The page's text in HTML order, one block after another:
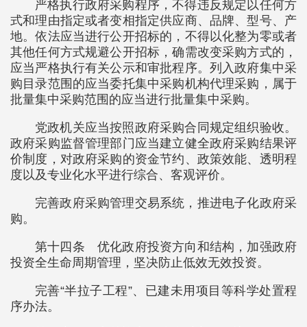
严格执行政府采购程序，不得违反规定以任何方
式和理由指定或者变相指定供应商、品牌、型号、产
地。依法应当进行公开招标的，不得以化整为零或者
其他任何方式规避公开招标，确需改变采购方式的，
应当严格执行有关公示和审批程序。列入政府集中采
购目录范围的应当委托集中采购机构代理采购，属于
批量集中采购范围的应当进行批量集中采购。
党政机关应当按照政府采购合同规定组织验收。
政府采购监督管理部门应当建立健全政府采购结果评
价制度，对政府采购的资金节约、政策效能、透明程
度以及专业化水平进行综合、客观评价。
完善政府采购管理交易系统，推进电子化政府采
购。
第十四条 优化政府投资方向和结构，加强政府
投资全生命周期管理，坚决防止低效无效投资。
完善“半拉子工程”、已建未用项目等科学处置程
序办法。